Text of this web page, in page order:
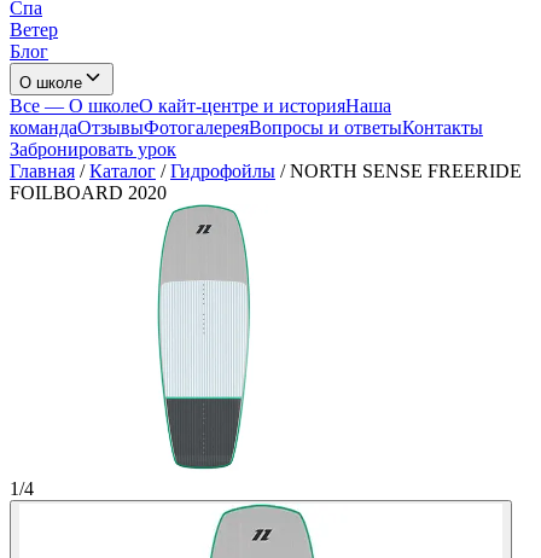
Спа
Ветер
Блог
О школе
Все — О школеО кайт-центре и историяНаша
командаОтзывыФотогалереяВопросы и ответыКонтакты
Забронировать урок
Главная /Каталог /Гидрофойлы /NORTH SENSE FREERIDE
FOILBOARD 2020
1/4